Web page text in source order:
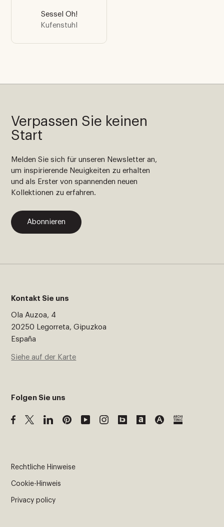
Sessel Oh!
Kufenstuhl
Verpassen Sie keinen
Start
Melden Sie sich für unseren Newsletter an,
um inspirierende Neuigkeiten zu erhalten
und als Erster von spannenden neuen
Kollektionen zu erfahren.
Abonnieren
Kontakt Sie uns
Ola Auzoa, 4
20250 Legorreta, Gipuzkoa
España
Siehe auf der Karte
Folgen Sie uns
Rechtliche Hinweise
Cookie-Hinweis
Privacy policy